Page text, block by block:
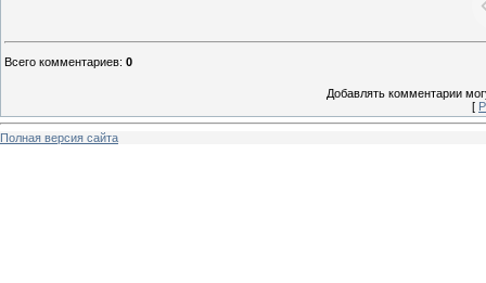
Всего комментариев: 0
Добавлять комментарии
[
Полная версия сайта